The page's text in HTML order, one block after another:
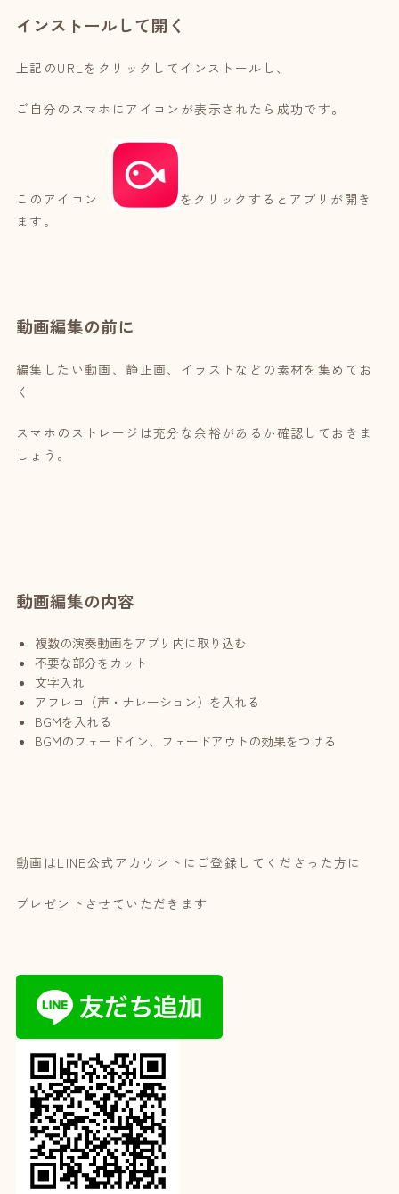
インストールして開く
上記のURLをクリックしてインストールし、
ご自分のスマホにアイコンが表示されたら成功です。
このアイコン
をクリックするとアプリが開き
ます。
動画編集の前に
編集したい動画、静止画、イラストなどの素材を集めてお
く
スマホのストレージは充分な余裕があるか確認しておきま
しょう。
動画編集の内容
複数の演奏動画をアプリ内に取り込む
不要な部分をカット
文字入れ
アフレコ（声・ナレーション）を入れる
BGMを入れる
BGMのフェードイン、フェードアウトの効果をつける
動画はLINE公式アカウントにご登録してくださった方に
プレゼントさせていただきます